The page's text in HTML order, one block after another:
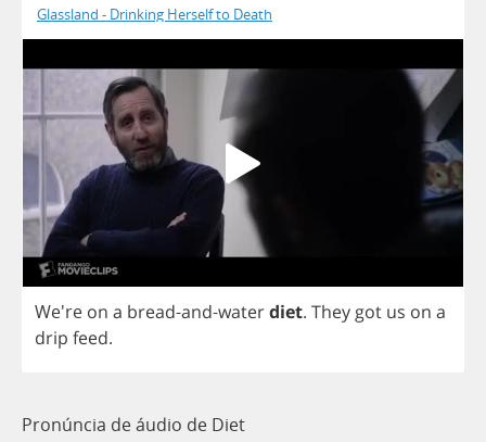
Glassland - Drinking Herself to Death
We're on a bread-and-waterdiet. Theygot us on a
drip feed.
Pronúncia de áudio de Diet